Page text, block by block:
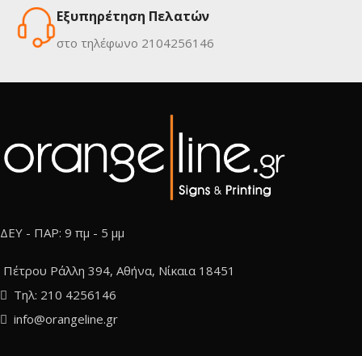
Εξυπηρέτηση Πελατών
στο τηλέφωνο 2104256146
ΔΕΥ - ΠΑΡ: 9 πμ - 5 μμ
Πέτρου Ράλλη 394, Αθήνα, Νίκαια 18451
Τηλ: 210 4256146
info@orangeline.gr